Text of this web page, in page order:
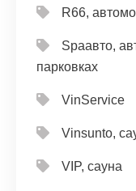
R66,
Spaавто,
парковках
VinService
Vinsunto,
VIP, сауна